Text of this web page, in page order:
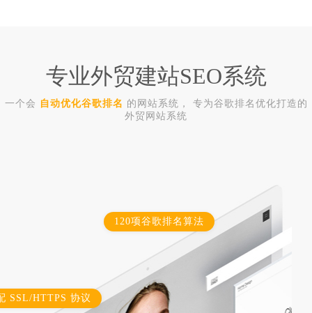
专业外贸建站SEO系统
一个会 自动优化谷歌排名 的网站系统， 专为谷歌排名优化打造的
外贸网站系统
120项谷歌排名算法
SSL/HTTPS 协议